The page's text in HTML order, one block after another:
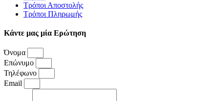
Τρόποι Αποστολής
Τρόποι Πληρωμής
Κάντε μας μία Ερώτηση
Όνομα
Επώνυμο
Τηλέφωνο
Email